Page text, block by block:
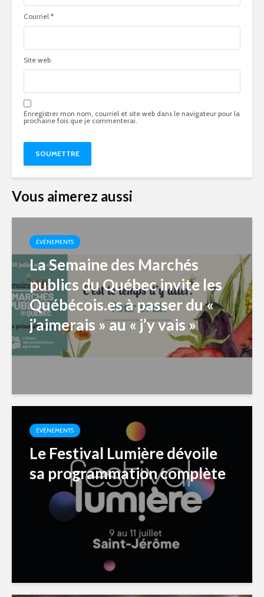
Courriel *
Site web
Enregistrer mon nom, courriel et site web dans le navigateur pour la
prochaine fois que je commenterai.
Vous aimerez aussi
ÉVÉNEMENTS
La Semaine des Marchés
publics du Québec invite les
Québécois.es à passer du «
j’aimerais » au « j’y vais »
ÉVÉNEMENTS
Le Festival Lumière dévoile
sa programmation complète